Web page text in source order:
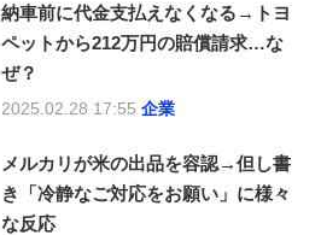
納車前に代金支払えなくなる→トヨ
ペットから212万円の賠償請求…な
ぜ？
2025.02.28 17:55 企業
メルカリが米の出品を容認→但し書
き「冷静なご対応をお願い」に様々
な反応